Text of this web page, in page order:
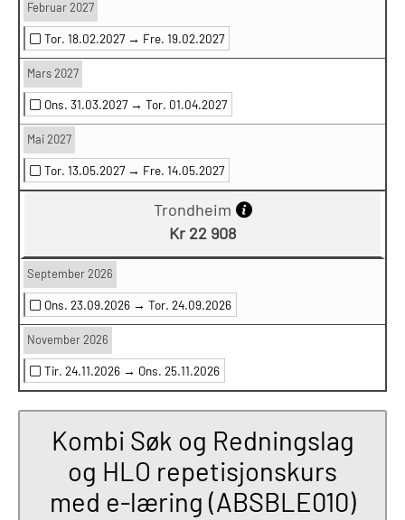
Februar 2027
Tor. 18.02.2027 → Fre. 19.02.2027
Mars 2027
Ons. 31.03.2027 → Tor. 01.04.2027
Mai 2027
Tor. 13.05.2027 → Fre. 14.05.2027
Trondheim
Kr 22 908
September 2026
Ons. 23.09.2026 → Tor. 24.09.2026
November 2026
Tir. 24.11.2026 → Ons. 25.11.2026
Kombi Søk og Redningslag
og HLO repetisjonskurs
med e-læring (ABSBLE010)